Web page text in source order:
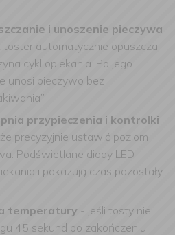
i unoszenie pieczywa
toster automatycznie opuszcza
cykl opiekania. Po jego
unosi pieczywo bez
przypieczenia i kontrolki
precyzyjnie ustawić poziom
Podświetlane diody LED
i pokazują czas pozostały
temperatury - jeśli tosty nie
45 sekund po zakończeniu